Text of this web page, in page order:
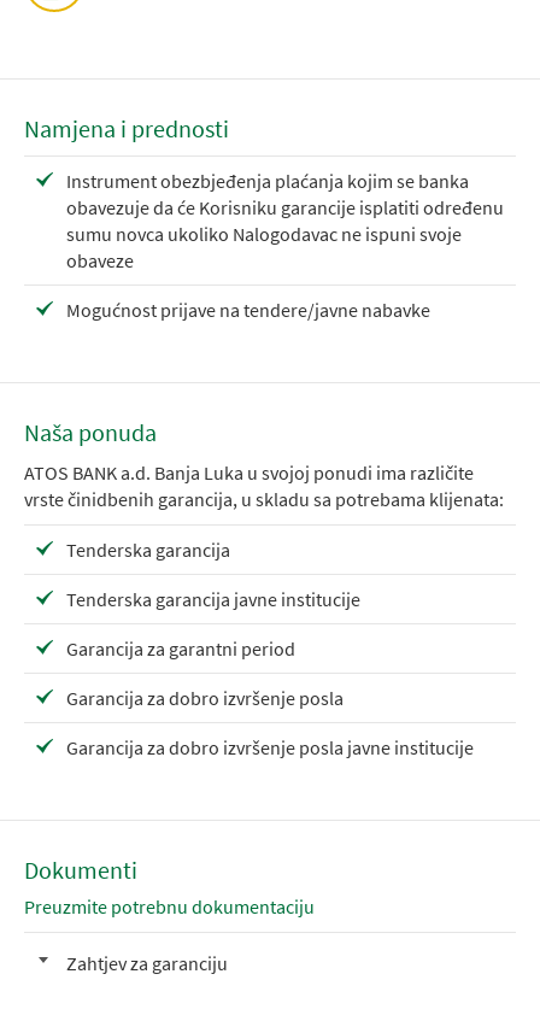
Namjena i prednosti
Instrument obezbjeđenja plaćanja kojim se banka
obavezuje da će Korisniku garancije isplatiti određenu
sumu novca ukoliko Nalogodavac ne ispuni svoje
obaveze
Mogućnost prijave na tendere/javne nabavke
Naša ponuda
ATOS BANK a.d. Banja Luka u svojoj ponudi ima različite
vrste činidbenih garancija, u skladu sa potrebama klijenata:
Tenderska garancija
Tenderska garancija javne institucije
Garancija za garantni period
Garancija za dobro izvršenje posla
Garancija za dobro izvršenje posla javne institucije
Dokumenti
Preuzmite potrebnu dokumentaciju
Zahtjev za garanciju